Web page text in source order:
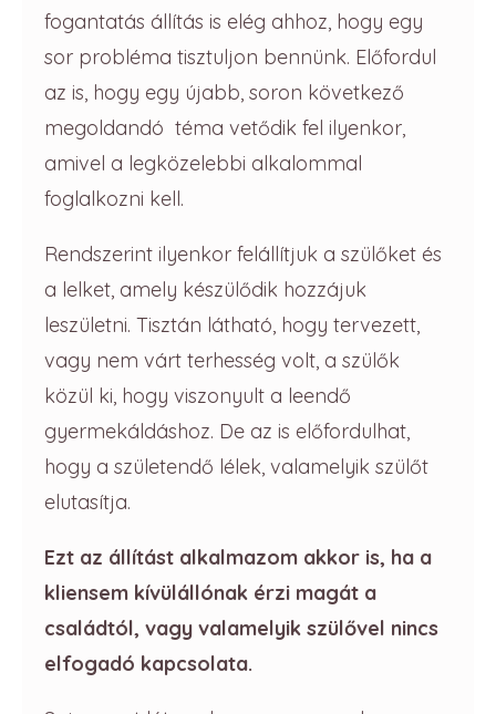
fogantatás állítás is elég ahhoz, hogy egy
sor probléma tisztuljon bennünk. Előfordul
az is, hogy egy újabb, soron következő
megoldandó téma vetődik fel ilyenkor,
amivel a legközelebbi alkalommal
foglalkozni kell.
Rendszerint ilyenkor felállítjuk a szülőket és
a lelket, amely készülődik hozzájuk
leszületni. Tisztán látható, hogy tervezett,
vagy nem várt terhesség volt, a szülők
közül ki, hogy viszonyult a leendő
gyermekáldáshoz. De az is előfordulhat,
hogy a születendő lélek, valamelyik szülőt
elutasítja.
Ezt az állítást alkalmazom akkor is, ha a
kliensem kívülállónak érzi magát a
családtól, vagy valamelyik szülővel nincs
elfogadó kapcsolata.